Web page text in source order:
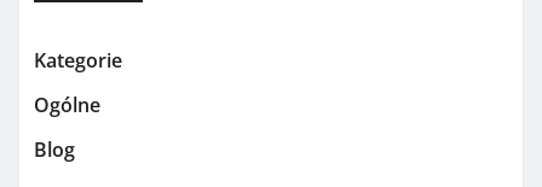
Kategorie
Ogólne
Blog